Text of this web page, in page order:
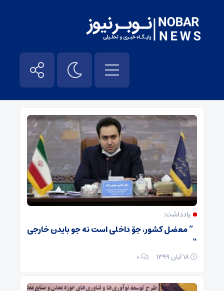
کامبیز مهدی زاده – نوبر نیوز
یادداشت:
” معضل کشور، جوّ داخلی است نه جو بایدن خارجی
“
۰